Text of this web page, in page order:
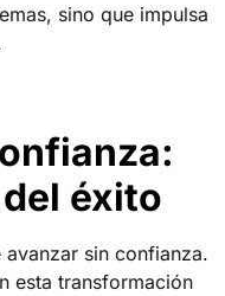
sino que impulsa
éxito
sin confianza.
esta transformación